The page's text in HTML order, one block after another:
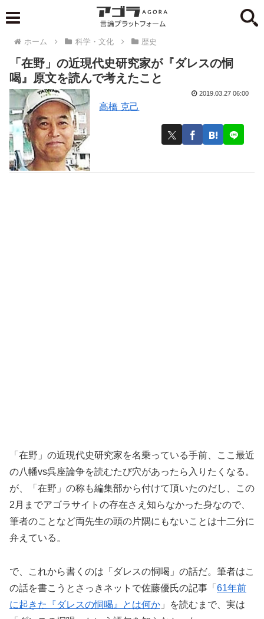
ホーム 科学・文化 歴史
「在野」の近現代史研究家が『ダレスの恫
喝』原文を読んで考えたこと
高橋 克己
2019.03.27 06:00
「在野」の近現代史研究家を名乗っている手前、ここ最近
の八幡vs呉座論争を読むたび穴があったら入りたくなる。
が、「在野」の称も編集部から付けて頂いたのだし、この
2月までアゴラサイトの存在さえ知らなかった身なので、
筆者のことなど両先生の頭の片隅にもないことは十二分に
弁えている。
で、これから書くのは「ダレスの恫喝」の話だ。筆者はこ
の話を書こうとさっきネットで佐藤優氏の記事「 61年前
に起きた『ダレスの恫喝』とは何か 」を読むまで、実は